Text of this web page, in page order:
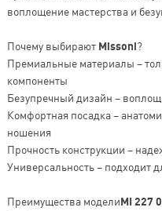
воплощение мастерства и
Почему выбирают Missoni?
Премиальные материалы –
компоненты
Безупречный дизайн –
Комфортная посадка –
ношения
Прочность конструкции –
Универсальность – подходит
Преимущества моделиMI 227